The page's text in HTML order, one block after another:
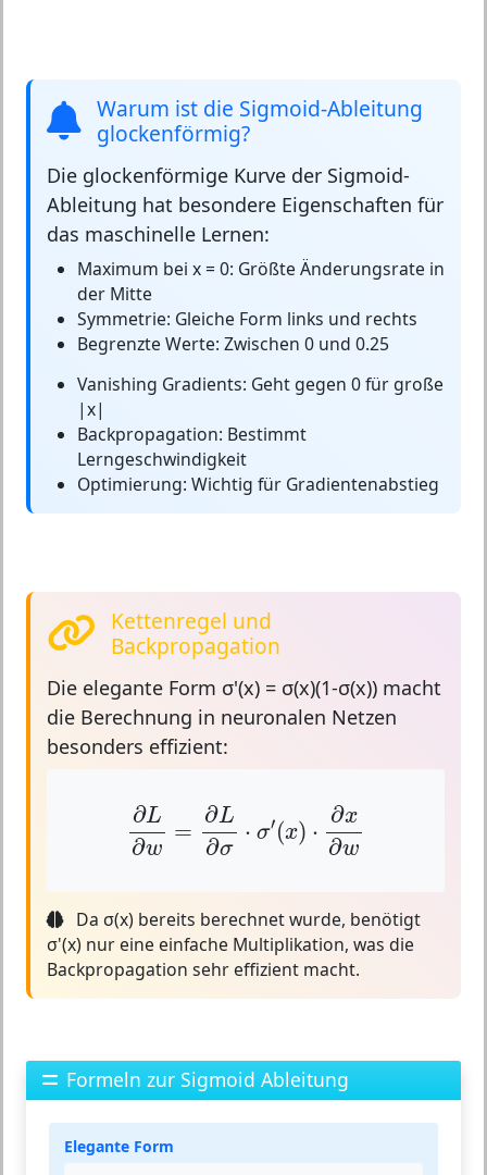
Warum ist die Sigmoid-Ableitung
glockenförmig?
Die glockenförmige Kurve der Sigmoid-
Ableitung hat besondere Eigenschaften für
das maschinelle Lernen:
Maximum bei x = 0: Größte Änderungsrate in
der Mitte
Symmetrie: Gleiche Form links und rechts
Begrenzte Werte: Zwischen 0 und 0.25
Vanishing Gradients: Geht gegen 0 für große
|x|
Backpropagation: Bestimmt
Lerngeschwindigkeit
Optimierung: Wichtig für Gradientenabstieg
Kettenregel und
Backpropagation
Die elegante Form σ'(x) = σ(x)(1-σ(x)) macht
die Berechnung in neuronalen Netzen
besonders effizient:
∂L
∂w
=
∂L
∂σ
⋅ σ′(x) ⋅
∂x
∂w
∂L∂ ∂L∂ ∂x∂
Da σ(x) bereits berechnet wurde, benötigt
σ'(x) nur eine einfache Multiplikation, was die
Backpropagation sehr effizient macht.
Formeln zur Sigmoid Ableitung
Elegante Form